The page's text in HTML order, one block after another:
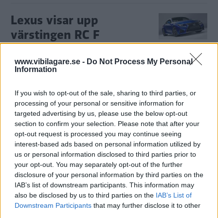
www.vibilagare.se - Do Not Process My Personal
Information
If you wish to opt-out of the sale, sharing to third parties, or
processing of your personal or sensitive information for
targeted advertising by us, please use the below opt-out
section to confirm your selection. Please note that after your
opt-out request is processed you may continue seeing
interest-based ads based on personal information utilized by
us or personal information disclosed to third parties prior to
your opt-out. You may separately opt-out of the further
disclosure of your personal information by third parties on the
IAB’s list of downstream participants. This information may
also be disclosed by us to third parties on the IAB’s List of
Downstream Participants that may further disclose it to other
Lexus visar upp
värstingen RC F
Till bilsalongen i Detroit tar Lexus
med sig nya sportiga kupén RCF, som blir den mest
kraftfulla V8-försedda bil Lexus någonsin tillverkat.
8 kommentarer Gasa (2) Bromsa (5)
Ny liten Lexus-suv – Vi
Bilägares illustratör
skissar bilen
NYHETER 26 december 2013 Lexus har bestämt sig för att ta
upp kampen med prestigekonkurrenterna Audi, BMW och
Mercedes i den kompakta suv-klassen.
9 kommentarer Gasa (5) Bromsa (3)